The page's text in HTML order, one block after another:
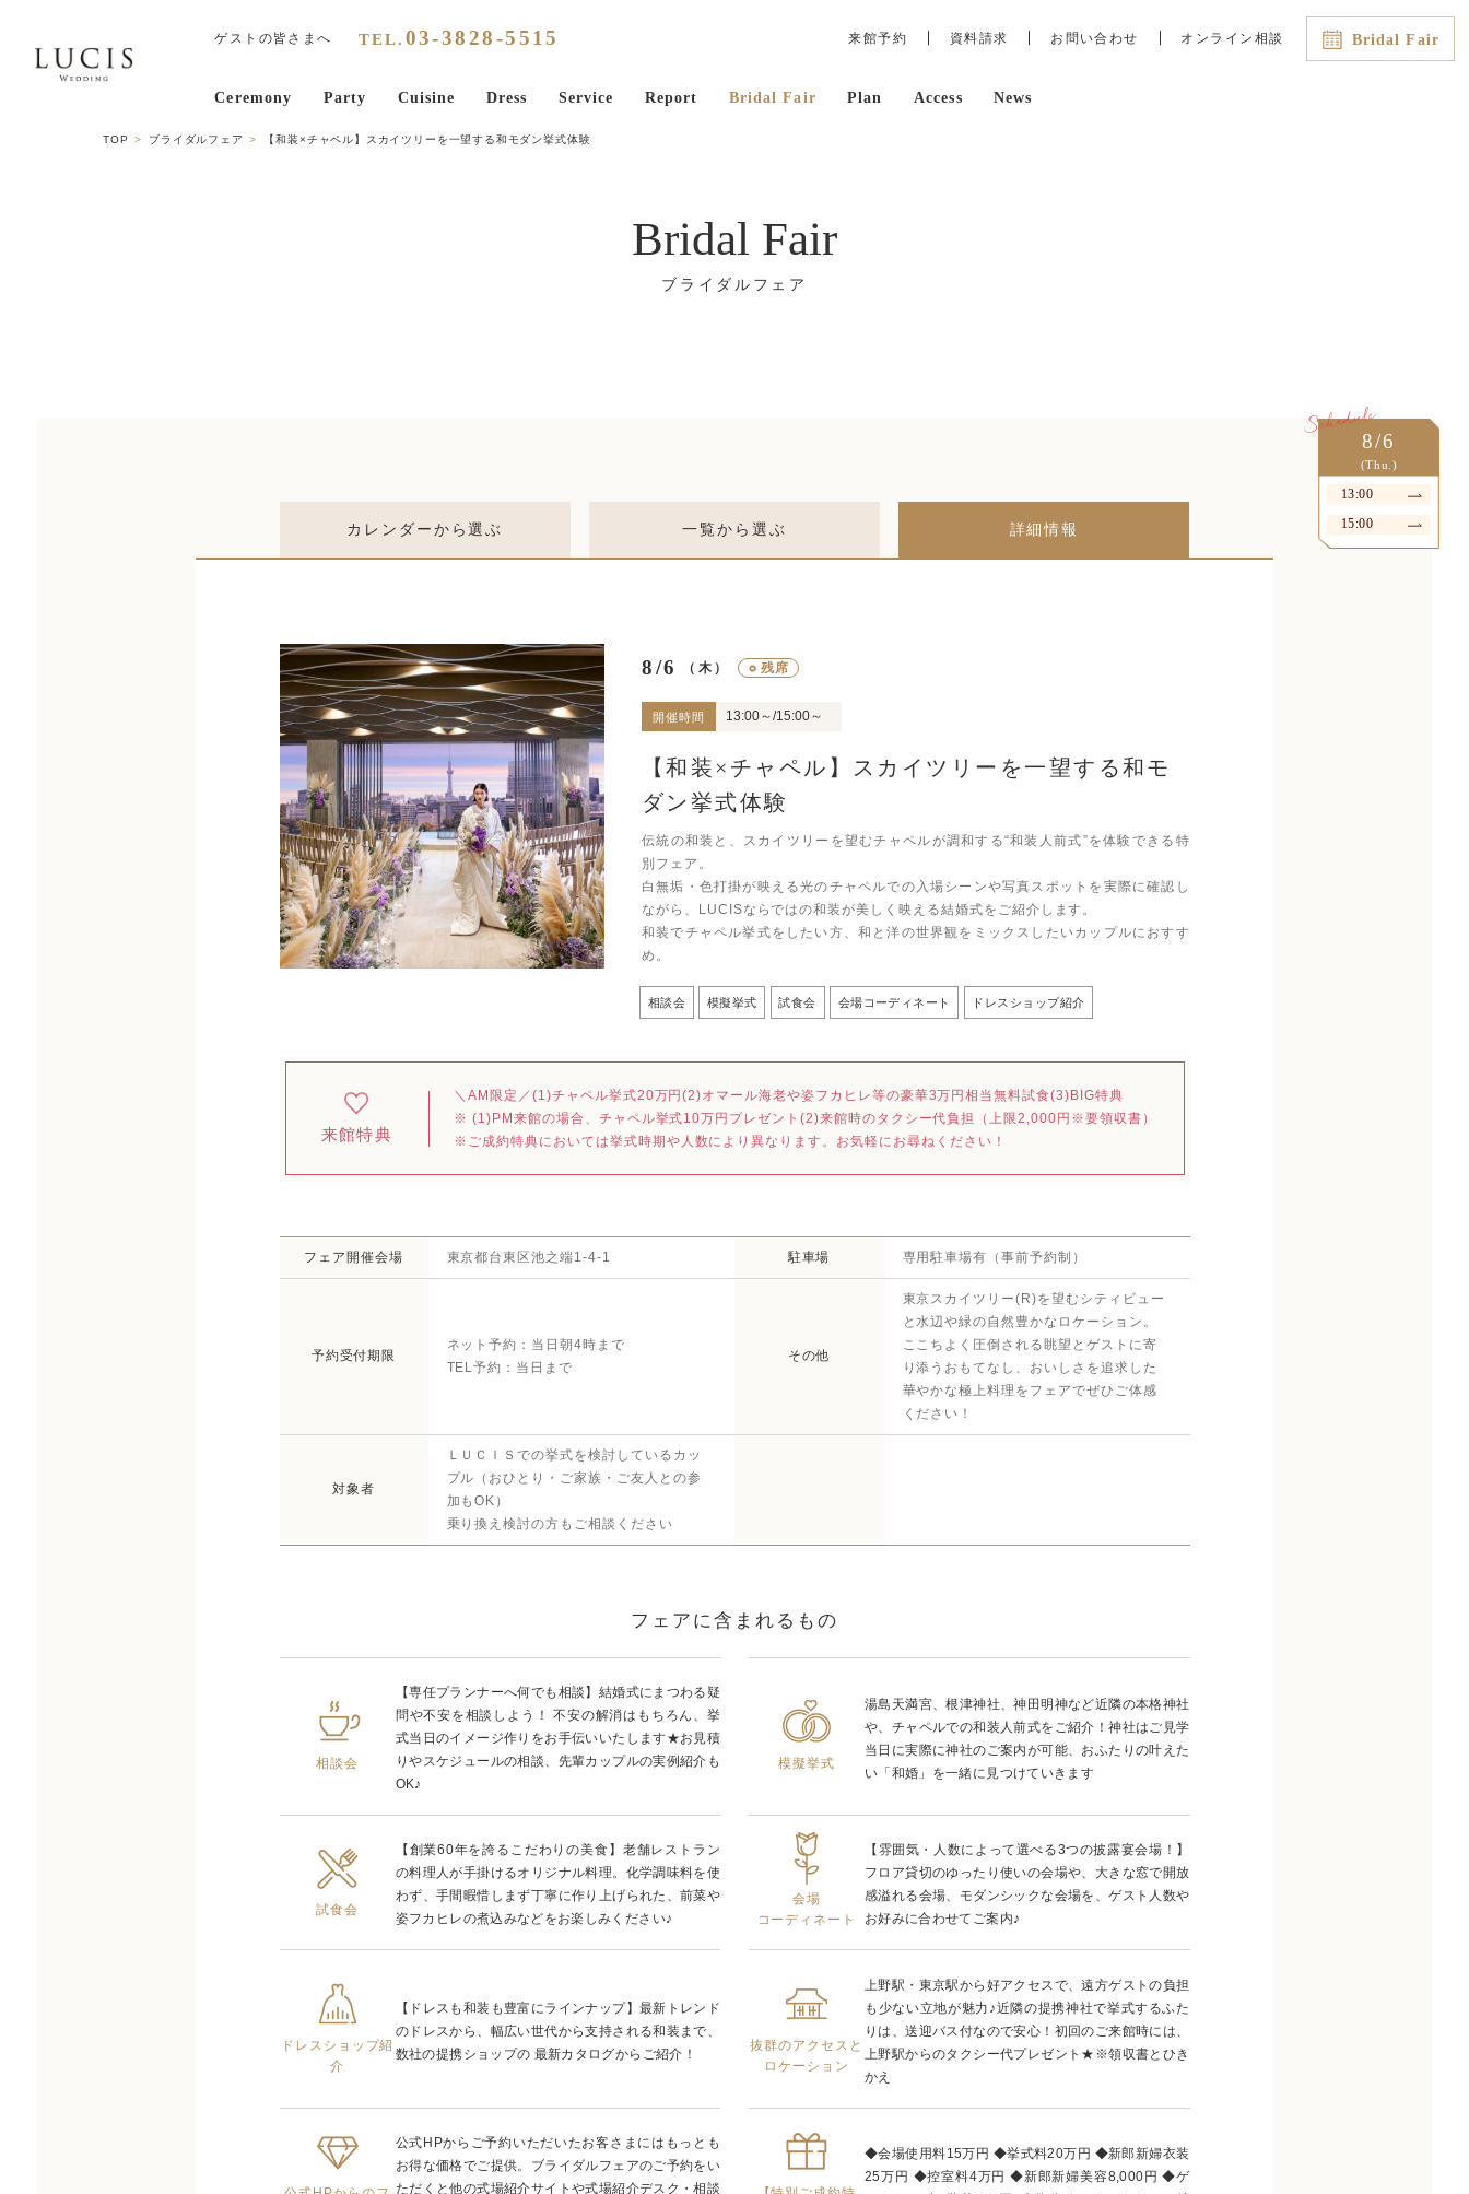
ゲストの皆さまへ TEL. 03-3828-5515 来館予約 資料請求 お問い合わせ オンライン相談 Bridal Fair
Ceremony Party Cuisine Dress Service Report Bridal Fair Plan Access News
TOP ブライダルフェア 【和装×チャペル】スカイツリーを一望する和モダン挙式体験
Bridal Fair
8/6
(Thu.)
13:00
15:00
カレンダー から選ぶ 一覧から選ぶ 詳細情報
8/6 （木） ○ 残席
開催時間 13:00～/15:00～
【和装×チャペル】スカイツリーを一望する和モ
ダン挙式体験
伝統の和装と、スカイツリーを望むチャペルが調和する“和装人前式”を体験できる特
別フェア。
白無垢・色打掛が映える光のチャペルでの入場シーンや写真スポットを実際に確認し
ながら、LUCISならではの和装が美しく映える結婚式をご紹介します。
和装でチャペル挙式をしたい方、和と洋の世界観をミックスしたいカップルにおすす
め。
相談会 模擬挙式 試食会 会場コーディネート ドレスショップ紹介
来館特典
＼AM限定／(1)チャペル挙式20万円(2)オマール海老や姿フカヒレ等の豪華3万円相当無料試食(3)BIG特典
※ (1)PM来館の場合、チャペル挙式10万円プレゼント(2)来館時のタクシー代負担（上限2,000円※要領収書）
※ご成約特典においては挙式時期や人数により異なります。お気軽にお尋ねください！
フェア開催会場 東京都台東区池之端1-4-1 駐車場 専用駐車場有（事前予約制）
予約受付期限
ネット予約：当日朝4時まで
TEL予約：当日まで
その他
東京スカイツリー(R)を望むシティビュー
と水辺や緑の自然豊かなロケーション。
ここちよく圧倒される眺望とゲストに寄
り添うおもてなし、おいしさを追求した
華やかな極上料理をフェアでぜひご体感
ください！
対象者
ＬＵＣＩＳでの挙式を検討しているカッ
プル（おひとり・ご家族・ご友人との参
加もOK）
乗り換え検討の方もご相談ください
フェアに含まれるもの
相談会
【専任プランナーへ何でも相談】結婚式にまつわる疑
問や不安を相談しよう！ 不安の解消はもちろん、挙
式当日のイメージ作りをお手伝いいたします★お見積
りやスケジュールの相談、先輩カップルの実例紹介も
OK♪
模擬挙式
湯島天満宮、根津神社、神田明神など近隣の本格神社
や、チャペルでの和装人前式をご紹介！神社はご見学
当日に実際に神社のご案内が可能、おふたりの叶えた
い「和婚」を一緒に見つけていきます
試食会
【創業60年を誇るこだわりの美食】老舗レストラン
の料理人が手掛けるオリジナル料理。化学調味料を使
わず、手間暇惜しまず丁寧に作り上げられた、前菜や
姿フカヒレの煮込みなどをお楽しみください♪
会場
コーディネート
【雰囲気・人数によって選べる3つの披露宴会場！】
フロア貸切のゆったり使いの会場や、大きな窓で開放
感溢れる会場、モダンシックな会場を、ゲスト人数や
お好みに合わせてご案内♪
ドレスショップ紹
介
【ドレスも和装も豊富にラインナップ】最新トレンド
のドレスから、幅広い世代から支持される和装まで、
数社の提携ショップの 最新カタログからご紹介！
抜群のアクセスと
ロケーション
上野駅・東京駅から好アクセスで、遠方ゲストの負担
も少ない立地が魅力♪近隣の提携神社で挙式するふた
りは、送迎バス付なので安心！初回のご来館時には、
上野駅からのタクシー代プレゼント★※領収書とひき
かえ
公式HPからご予約いただいたお客さまにはもっとも
お得な価格でご提供。ブライダルフェアのご予約をい
ただくと他の式場紹介サイトや式場紹介デスク・相談
◆会場使用料15万円 ◆挙式料20万円 ◆新郎新婦衣装
25万円 ◆控室料4万円 ◆新郎新婦美容8,000円 ◆ゲ